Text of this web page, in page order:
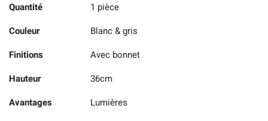
Quantité 1 pièce
Couleur Blanc & gris
Finitions Avec bonnet
Hauteur 36cm
Avantages Lumières